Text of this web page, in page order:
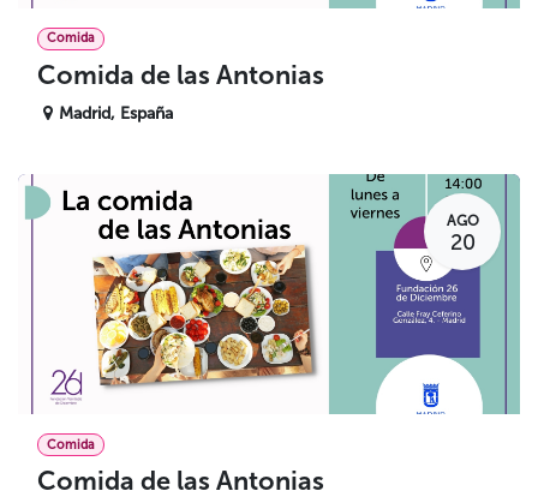
Comida
Comida de las Antonias
Madrid, España
AGO
20
Comida
Comida de las Antonias